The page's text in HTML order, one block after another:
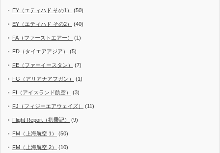
EY（エティハド その1） (50)
EY（エティハド その2） (40)
FA（ファーストエアー） (1)
FD（タイエアアジア） (5)
FE（ファーイースタン） (7)
FG（アリアナアフガン） (1)
FI（アイスランド航空） (3)
FJ（フィジーエアウェイズ） (11)
Flight Report（搭乗記） (9)
FM（上海航空 1） (50)
FM（上海航空 2） (10)